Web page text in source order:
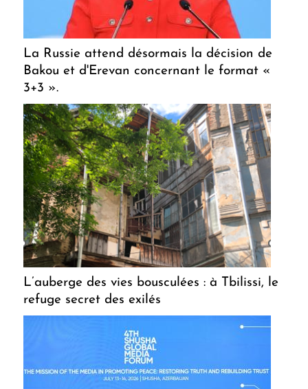
La Russie attend désormais la décision de
Bakou et d'Erevan concernant le format «
3+3 ».
L’auberge des vies bousculées : à Tbilissi, le
refuge secret des exilés